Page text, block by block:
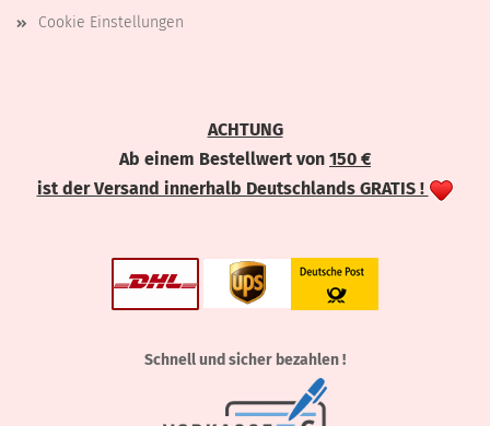
Cookie Einstellungen
ACHTUNG
Ab einem Bestellwert von 150 €
ist der Versand innerhalb Deutschlands GRATIS !
Schnell und sicher bezahlen !